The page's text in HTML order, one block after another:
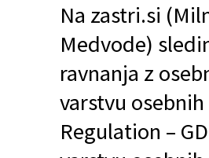
Na zastri.si
Medvode)
ravnanja z
varstvu
Regulation –